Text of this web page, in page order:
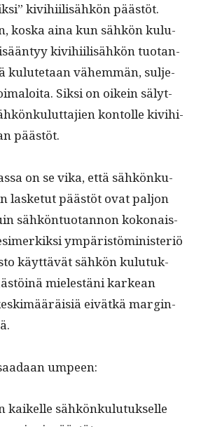
kivi­hi­il­isähkön päästöt.
kos­ka aina kun sähkön kulu­
kivi­hi­il­isähkön tuotan­
kulute­taan vähem­män, sul­je­
Sik­si on oikein sälyt­
kon­tolle kivi­hi­
päästöt.
on se vika, että sähkönku­
las­ke­tut päästöt ovat paljon
sähkön­tuotan­non kokon­ais­
ympäristömin­is­ter­iö
käyt­tävät sähkön kulu­tuk­
mielestäni karkean
eivätkä mar­gin­
umpeen:
sähkönku­lu­tuk­selle